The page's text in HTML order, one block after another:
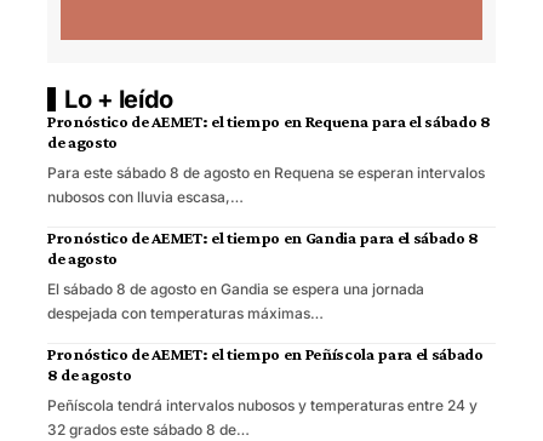
Lo + leído
Pronóstico de AEMET: el tiempo en Requena para el sábado 8
de agosto
Para este sábado 8 de agosto en Requena se esperan intervalos
nubosos con lluvia escasa,…
Pronóstico de AEMET: el tiempo en Gandia para el sábado 8
de agosto
El sábado 8 de agosto en Gandia se espera una jornada
despejada con temperaturas máximas…
Pronóstico de AEMET: el tiempo en Peñíscola para el sábado
8 de agosto
Peñíscola tendrá intervalos nubosos y temperaturas entre 24 y
32 grados este sábado 8 de…